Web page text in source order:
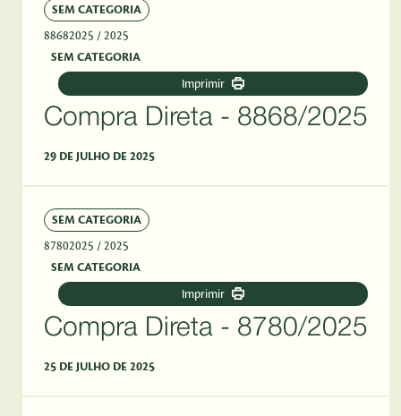
SEM CATEGORIA
88682025 / 2025
SEM CATEGORIA
Imprimir
Compra Direta - 8868/2025
29 DE JULHO DE 2025
SEM CATEGORIA
87802025 / 2025
SEM CATEGORIA
Imprimir
Compra Direta - 8780/2025
25 DE JULHO DE 2025